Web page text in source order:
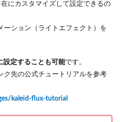
にカスタマイズして設定できるの
ーション（ライトエフェクト）を
設定することも可能です。
ク先の公式チュートリアルを参考
kaleid-flux-tutorial